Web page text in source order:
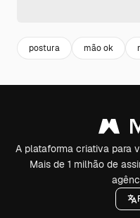
postura mão ok
A plataforma criativa para
Mais de 1 milhão de